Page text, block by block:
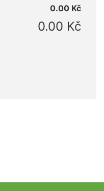
0.00 Kč
0.00 Kč